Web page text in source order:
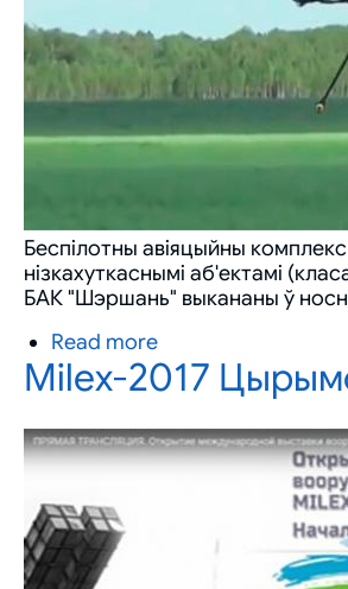
Беспілотны авіяцыйны
нізкахуткаснымі аб'ектамі
БАК "Шэршань" выкананы ў
Read moreabout
БАК
«Шэршань»
Milex-2017